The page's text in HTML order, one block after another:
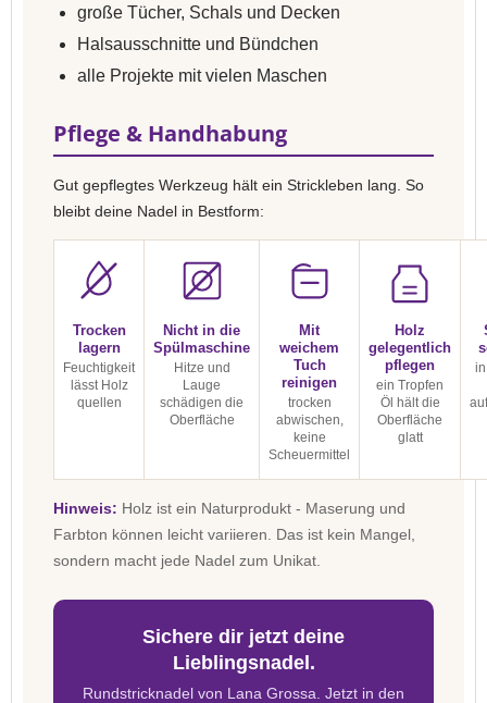
große Tücher, Schals und Decken
Halsausschnitte und Bündchen
alle Projekte mit vielen Maschen
Pflege & Handhabung
Gut gepflegtes Werkzeug hält ein Strickleben lang. So
bleibt deine Nadel in Bestform:
Trocken
lagern
Feuchtigkeit
lässt Holz
quellen
Nicht in die
Spülmaschine
Hitze und
Lauge
schädigen die
Oberfläche
Mit
weichem
Tuch
reinigen
trocken
abwischen,
keine
Scheuermittel
Holz
gelegentlich
pflegen
ein Tropfen
Öl hält die
Oberfläche
glatt
Hinweis: Holz ist ein Naturprodukt - Maserung und
Farbton können leicht variieren. Das ist kein Mangel,
sondern macht jede Nadel zum Unikat.
Sichere dir jetzt deine
Lieblingsnadel.
Rundstricknadel von Lana Grossa. Jetzt in den